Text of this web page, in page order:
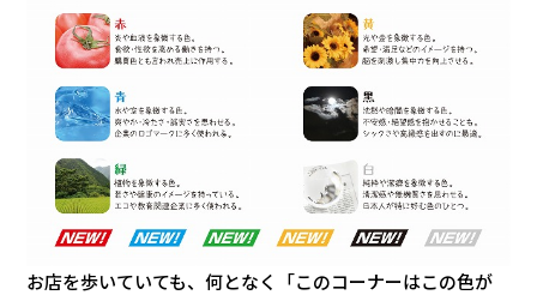
お店を歩いていても、何となく「このコーナーはこの色が